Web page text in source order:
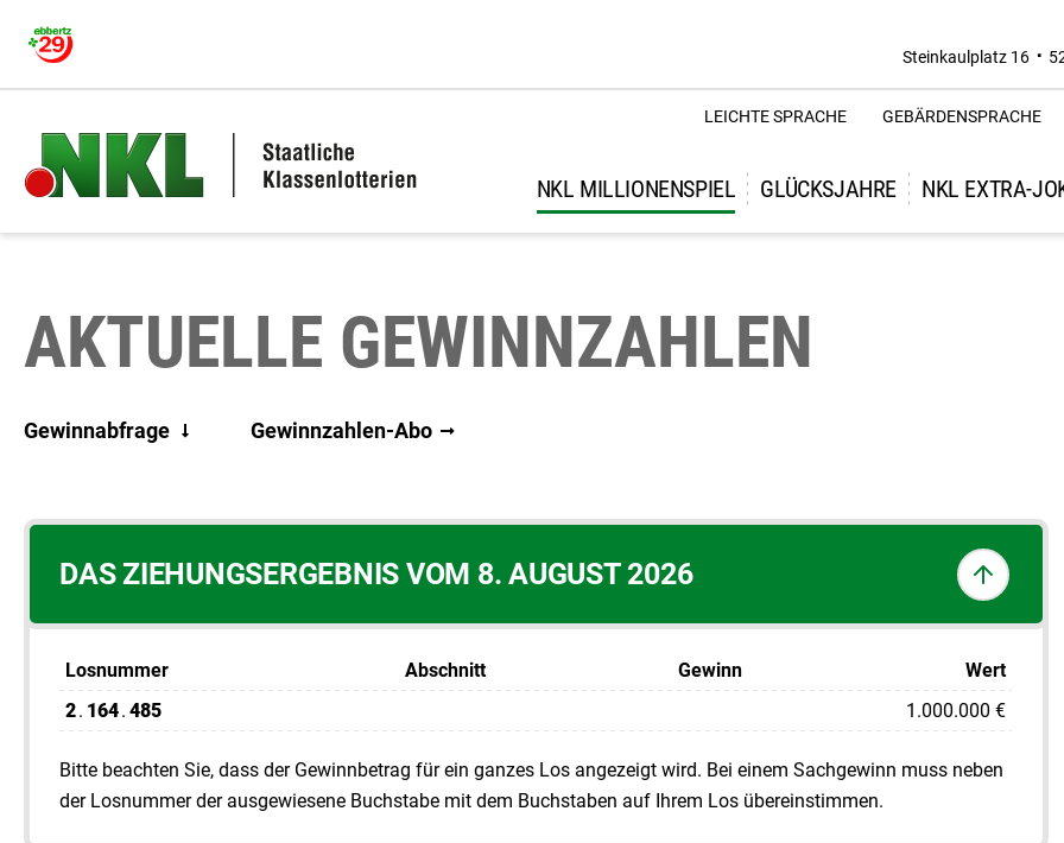
Steinkaulplatz 16
LEICHTE SPRACHE GEBÄRDENSPRACHE
NKL MILLIONENSPIEL GLÜCKSJAHRE NKL EXTRA-
AKTUELLE GEWINNZAHLEN
Gewinnabfrage Gewinnzahlen-Abo
DAS ZIEHUNGSERGEBNIS VOM 8. AUGUST 2026
Losnummer Abschnitt Gewinn
Wert
2. 164. 485 1.000.000 €
Bitte beachten Sie, dass der Gewinnbetrag für ein ganzes Los angezeigt wird. Bei einem Sachgewinn muss neben
der Losnummer der ausgewiesene Buchstabe mit dem Buchstaben auf Ihrem Los übereinstimmen.